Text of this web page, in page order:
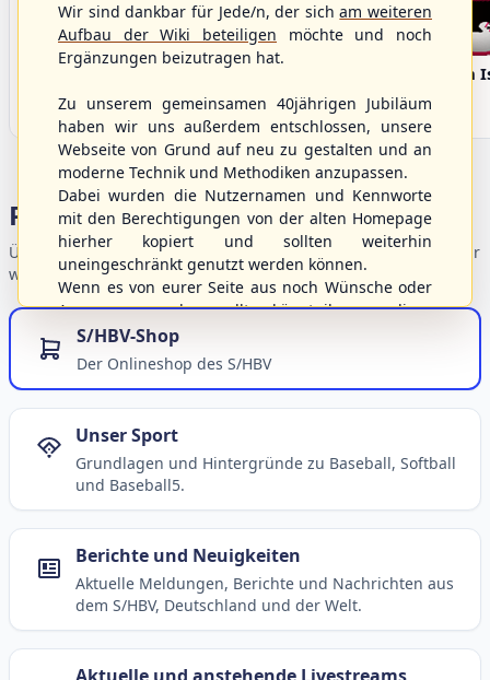
Bargenstedt
Elmshorn Alligators Fehmarn
Portalbereiche
Übersicht der Verbandsbereiche – wählen Sie einen Einstieg für
weiterführende Informationen.
S/HBV-Shop
Der Onlineshop des S/HBV
Unser Sport
Grundlagen und Hintergründe zu Baseball, Softball
und Baseball5.
Berichte und Neuigkeiten
Aktuelle Meldungen, Berichte und Nachrichten aus
dem S/HBV, Deutschland und der Welt.
Wir sind dankbar für Jede/n, der sicham weiteren
Aufbau der Wiki beteiligen möchte und noch
Ergänzungen beizutragen hat.
Zu unserem gemeinsamen 40jährigen Jubiläum
haben wir uns außerdem entschlossen, unsere
Webseite von Grund auf neu zu gestalten und an
moderne Technik und Methodiken anzupassen.
Dabei wurden die Nutzernamen und Kennworte
mit den Berechtigungen von der alten Homepage
hierher kopiert und sollten weiterhin
uneingeschränkt genutzt werden können.
Wenn es von eurer Seite aus noch Wünsche oder
Anregungen geben sollte, könnt ihr uns diese
gerne an die Verbandsadresse
schicken.